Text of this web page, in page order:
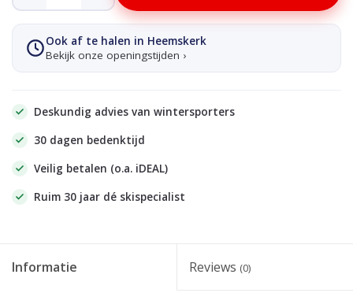
Ook af te halen in Heemskerk
Bekijk onze openingstijden ›
Deskundig advies van wintersporters
30 dagen bedenktijd
Veilig betalen (o.a. iDEAL)
Ruim 30 jaar dé skispecialist
Informatie Reviews (0)